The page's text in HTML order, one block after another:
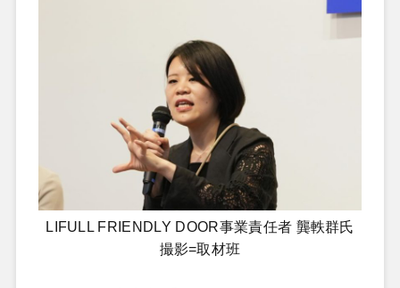
LIFULL FRIENDLY DOOR事業責任者 龔軼群氏
撮影=取材班